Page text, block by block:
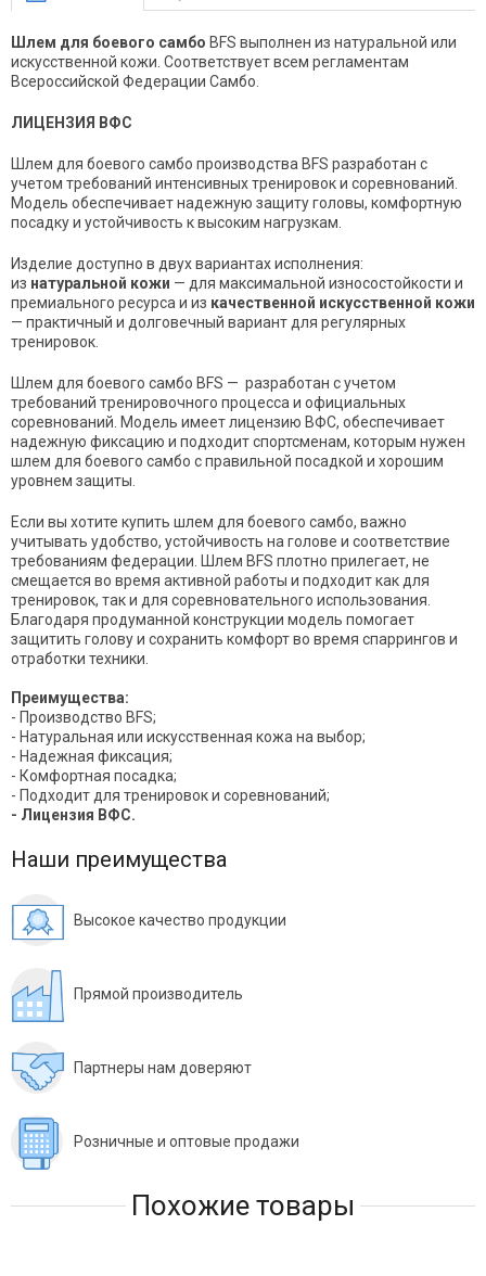
Шлем для боевого самбо BFS выполнен из натуральной или
искусственной кожи. Соответствует всем регламентам
Всероссийской Федерации Самбо.
ЛИЦЕНЗИЯ ВФС
Шлем для боевого самбо производства BFS разработан с
учетом требований интенсивных тренировок и соревнований.
Модель обеспечивает надежную защиту головы, комфортную
посадку и устойчивость к высоким нагрузкам.
Изделие доступно в двух вариантах исполнения:
из натуральной кожи — для максимальной износостойкости и
премиального ресурса и из качественной искусственной кожи
— практичный и долговечный вариант для регулярных
тренировок.
Шлем для боевого самбо BFS — разработан с учетом
требований тренировочного процесса и официальных
соревнований. Модель имеет лицензию ВФС, обеспечивает
надежную фиксацию и подходит спортсменам, которым нужен
шлем для боевого самбо с правильной посадкой и хорошим
уровнем защиты.
Если вы хотите купить шлем для боевого самбо, важно
учитывать удобство, устойчивость на голове и соответствие
требованиям федерации. Шлем BFS плотно прилегает, не
смещается во время активной работы и подходит как для
тренировок, так и для соревновательного использования.
Благодаря продуманной конструкции модель помогает
защитить голову и сохранить комфорт во время спаррингов и
отработки техники.
Преимущества:
- Производство BFS;
- Натуральная или искусственная кожа на выбор;
- Надежная фиксация;
- Комфортная посадка;
- Подходит для тренировок и соревнований;
- Лицензия ВФС.
Наши преимущества
Высокое качество продукции
Прямой производитель
Партнеры нам доверяют
Розничные и оптовые продажи
Похожие товары